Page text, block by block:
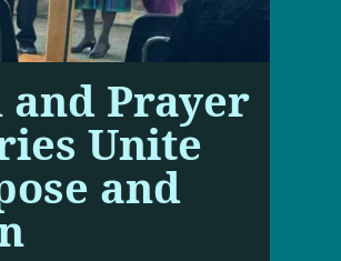
Prayer
Unite
and